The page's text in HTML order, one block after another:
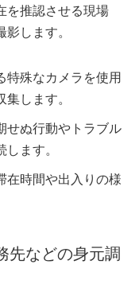
を推認させる現場
します。
特殊なカメラを使用
します。
せぬ行動やトラブル
ます。
在時間や出入りの様
先などの身元調